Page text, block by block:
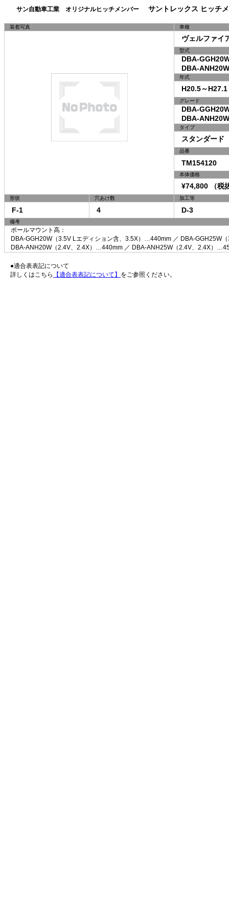
サン自動車工業 オリジナルヒッチメンバー サントレックス ヒッチ
装着写真 車種
ヴェルファイ
型式
DBA-
DBA-
年式
H20.5～H27.1
グレード
DBA-
DBA-
タイプ
スタンダード
品番
TM154120
本体価格
¥74,800 （税
形状 穴あけ数 加工等
F-1 4 D-3
備考
ボールマウント高：
DBA-GGH20W（3.5V Lエディション含、3.5X）…440mm ／ DBA-GGH25W
DBA-ANH20W（2.4V、2.4X）…440mm ／ DBA-ANH25W（2.4V、2.4X）
●適合表表記について
詳しくはこちら
【適合表表記について】 をご参照ください。